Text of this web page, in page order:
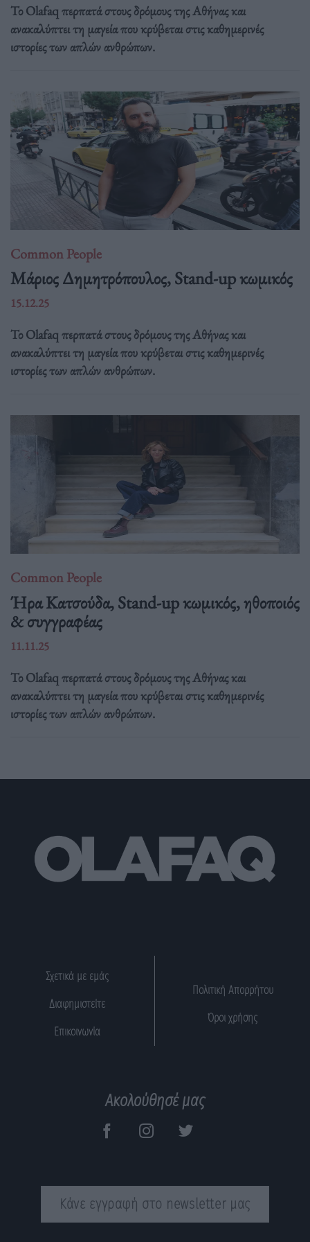
Το Olafaq περπατά στους δρόμους της Αθήνας και
ανακαλύπτει τη μαγεία που κρύβεται στις καθημερινές
ιστορίες των απλών ανθρώπων.
Common People
Mάριος Δημητρόπουλος, Stand-up κωμικός
15.12.25
Το Olafaq περπατά στους δρόμους της Αθήνας και
ανακαλύπτει τη μαγεία που κρύβεται στις καθημερινές
ιστορίες των απλών ανθρώπων.
Common People
Ήρα Κατσούδα, Stand-up κωμικός, ηθοποιός
& συγγραφέας
11.11.25
Το Olafaq περπατά στους δρόμους της Αθήνας και
ανακαλύπτει τη μαγεία που κρύβεται στις καθημερινές
ιστορίες των απλών ανθρώπων.
Σχετικά με εμάς
Διαφημιστείτε
Επικοινωνία
Πολιτική Απορρήτου
Όροι χρήσης
Ακολούθησέ μας
Κάνε εγγραφή στο newsletter μας